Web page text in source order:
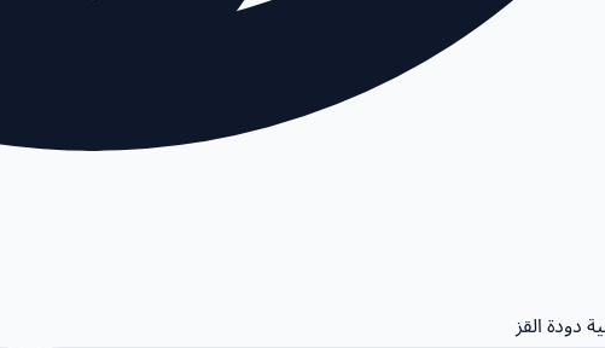
دودة القز